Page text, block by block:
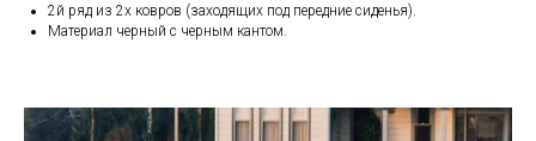
2й ряд из 2х ковров (заходящих под передние сиденья).
Материал черный с черным кантом.